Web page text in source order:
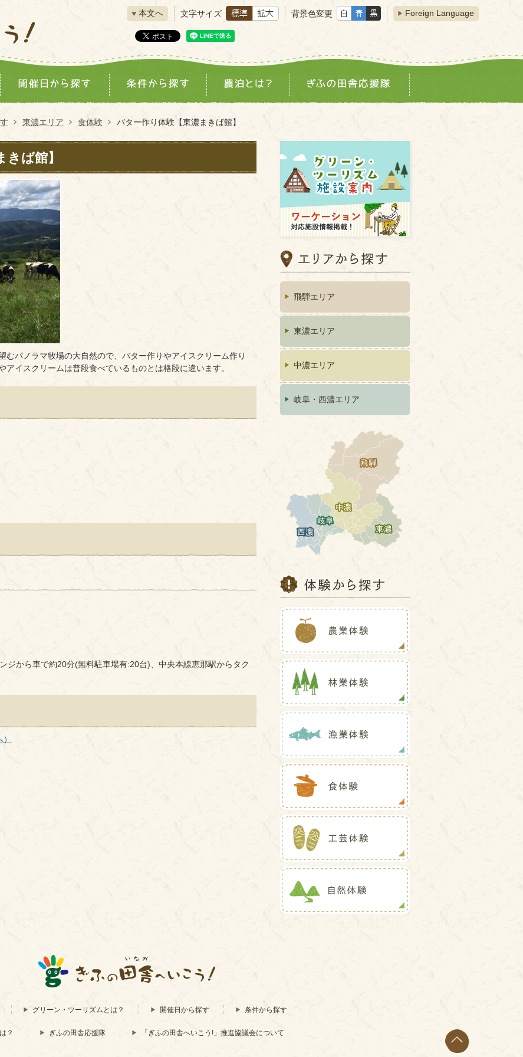
本文へ 文字サイズ 背景色変更 Foreign Language
東濃エリア 食体験 バター作り体験【東濃まきば館】
ば館】
むパノラマ牧場の大自然ので、バター作りやアイスクリーム作り
イスクリームは普段食べているものとは格段に違います。
ジから車で約20分(無料駐車場有:20台)、中央本線恵那駅からタク
飛騨エリア
東濃エリア
中濃エリア
岐阜・西濃エリア
グリーン・ツーリズムとは？ 開催日から探す 条件から探す
？ ぎふの田舎応援隊 「ぎふの田舎へいこう!」推進協議会について